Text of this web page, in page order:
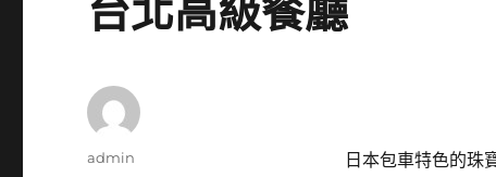
台北高級餐廳
日本包車特色的珠
作
admin